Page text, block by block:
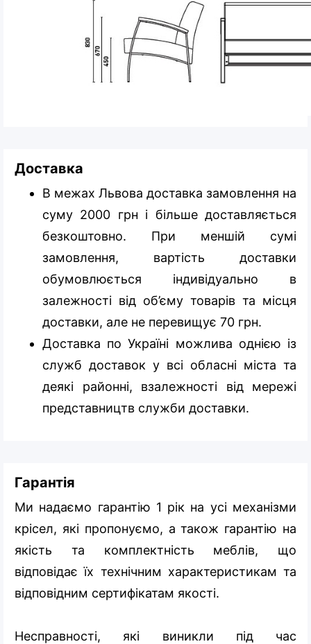
Доставка
В межах Львова доставка замовлення на
суму 2000 грн і більше доставляється
безкоштовно. При меншій сумі
замовлення, вартість доставки
обумовлюється індивідуально в
залежності від об’єму товарів та місця
доставки, але не перевищує 70 грн.
Доставка по Україні можлива однією із
служб доставок у всі обласні міста та
деякі районні, взалежності від мережі
представництв служби доставки.
Гарантія
Ми надаємо гарантію 1 рік на усі механізми
крісел, які пропонуємо, а також гарантію на
якість та комплектність меблів, що
відповідає їх технічним характеристикам та
відповідним сертифікатам якості.
Несправності, які виникли під час